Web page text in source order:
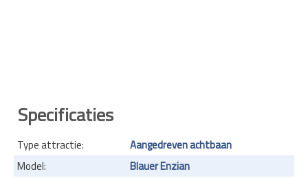
Specificaties
Type attractie:
Aangedreven achtbaan
Model:
Blauer Enzian